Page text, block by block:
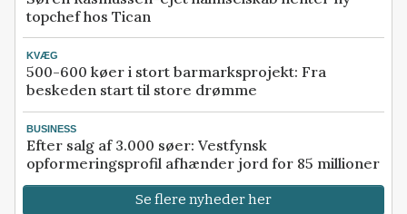
topchef hos Tican
KVÆG
500-600 køer i stort barmarksprojekt: Fra
beskeden start til store drømme
BUSINESS
Efter salg af 3.000 søer: Vestfynsk
opformeringsprofil afhænder jord for 85 millioner
Se flere nyheder her